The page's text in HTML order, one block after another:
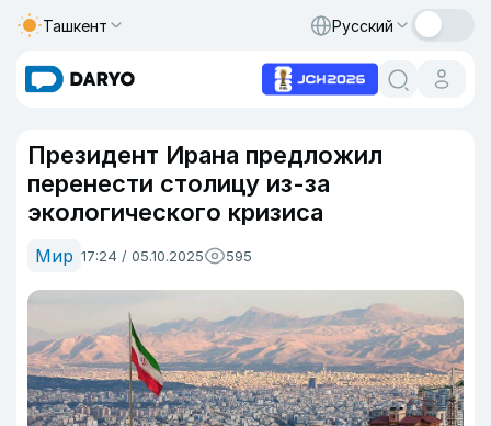
Ташкент Русский
Президент Ирана предложил
перенести столицу из-за
экологического кризиса
Мир 17:24 / 05.10.2025 595